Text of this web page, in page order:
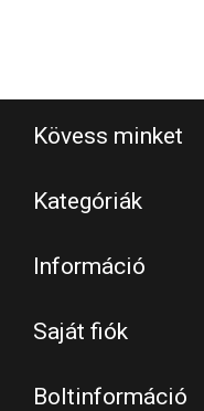
Kövess minket
Kategóriák
Információ
Saját fiók
Boltinformáció